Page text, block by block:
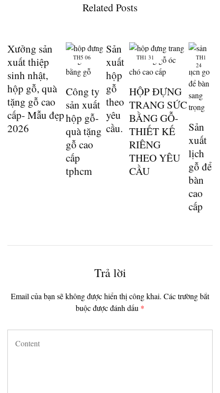
Related Posts
Xưởng sản
xuất thiệp
sinh nhật,
hộp gỗ, quà
tặng gỗ cao
cấp- Mẫu đẹp
2026
TH5 06
Công ty
sản xuất
hộp gỗ-
quà tặng
gỗ cao
cấp
tphcm
Sản
xuất
hộp
gỗ
theo
yêu
cầu.
TH1 31
HỘP ĐỰNG
TRANG SỨC
BẰNG GỖ-
THIẾT KẾ
RIÊNG
THEO YÊU
CẦU
TH1
24
Sản
xuất
lịch
gỗ để
bàn
cao
cấp
Trả lời
Email của bạn sẽ không được hiển thị công khai. Các trường bắt
buộc được đánh dấu *